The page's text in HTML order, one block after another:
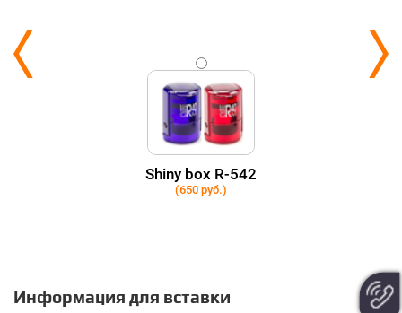
Shiny box R-542
(650 руб.)
Информация для вставки